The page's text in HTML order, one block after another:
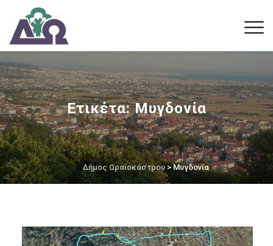
Ετικέτα:Μυγδονία
Δήμος Ωραιοκάστρου> Μυγδονία